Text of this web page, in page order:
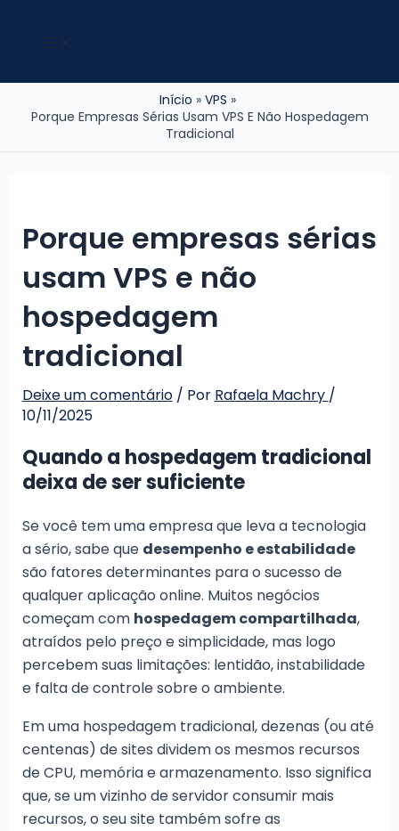
conteúdo
Início
VPS
Porque Empresas Sérias Usam VPS E Não Hospedagem
Tradicional
Porque empresas sérias
usam VPS e não
hospedagem
tradicional
Deixe um comentário / Por Rafaela Machry /
10/11/2025
Quando a hospedagem tradicional
deixa de ser suficiente
Se você tem uma empresa que leva a tecnologia
a sério, sabe que desempenho e estabilidade
são fatores determinantes para o sucesso de
qualquer aplicação online. Muitos negócios
começam com hospedagem compartilhada,
atraídos pelo preço e simplicidade, mas logo
percebem suas limitações: lentidão, instabilidade
e falta de controle sobre o ambiente.
Em uma hospedagem tradicional, dezenas (ou até
centenas) de sites dividem os mesmos recursos
de CPU, memória e armazenamento. Isso significa
que, se um vizinho de servidor consumir mais
recursos, o seu site também sofre as